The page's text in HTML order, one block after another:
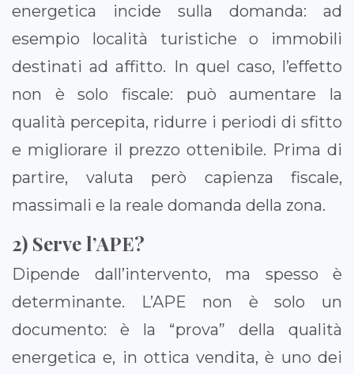
energetica incide sulla domanda: ad
esempio località turistiche o immobili
destinati ad affitto. In quel caso, l’effetto
non è solo fiscale: può aumentare la
qualità percepita, ridurre i periodi di sfitto
e migliorare il prezzo ottenibile. Prima di
partire, valuta però capienza fiscale,
massimali e la reale domanda della zona.
2) Serve l’APE?
Dipende dall’intervento, ma spesso è
determinante. L’APE non è solo un
documento: è la “prova” della qualità
energetica e, in ottica vendita, è uno dei